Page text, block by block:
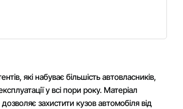
які набуває більшість автовласників,
у всі пори року. Матеріал
захистити кузов автомобіля від